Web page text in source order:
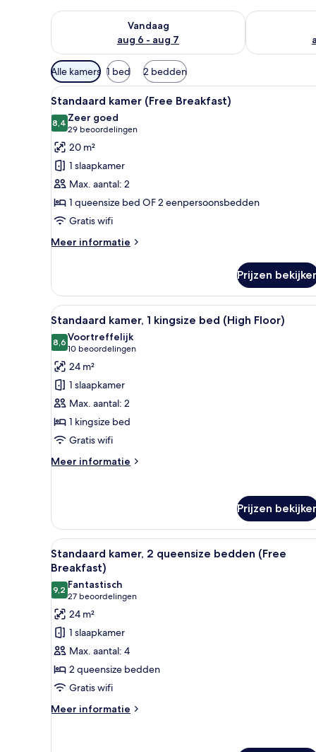
Vandaag
aug 6 - aug 7
De beschikbaarheid controleren voor vanavond aug
De
Beschikbare
filters
voor
kamers
Alle kamers 1 bed 2 bedden
Alle
foto's
voor
Standaard
kamer
(Free
Breakfast)
laden
Een hotelkamer met een
9
Standaard kamer (Free Breakfast)
8,48,4 van 10
Zeer goed
29 beoordelingen
(29
beoordelingen)
20 m²
1 slaapkamer
Max. aantal: 2
1 queensize bed OF 2 eenpersoonsbedden
Gratis wifi
Meer informatie
Meer
kamer
(Free
Breakfast)
Prijzen
Alle
foto's
voor
Standaard
kamer,
kingsize
bed
(High
Floor)
Een kamer met een groot
18
Standaard kamer, 1 kingsize bed (High Floor)
8,68,6 van 10
Voortreffelijk
10 beoordelingen
(10
beoordelingen)
24 m²
1 slaapkamer
Max. aantal: 2
1 kingsize bed
Gratis wifi
Meer informatie
Meer
1
kingsize
bed
(High
Floor)
Prijzen
Alle
foto's
voor
Standaard
kamer,
2
queensize
bedden
(Free
Breakfast)
laden
Uitzicht op de stad vanuit
8
Standaard kamer, 2 queensize bedden (Free
Breakfast)
9,29,2 van 10
Fantastisch
27 beoordelingen
(27
beoordelingen)
24 m²
1 slaapkamer
Max. aantal: 4
2 queensize bedden
Gratis wifi
Meer informatie
Meer